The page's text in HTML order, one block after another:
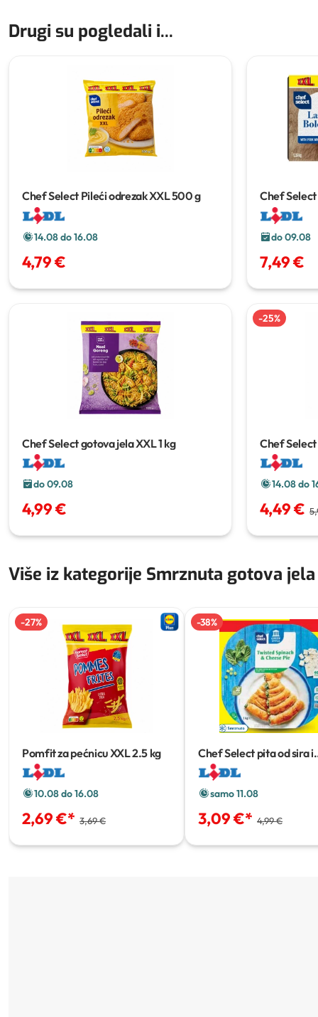
Drugi su pogledali i...
Chef Select Pileći odrezak XXL500 g
14.08 do 16.08
4,79 €
Chef
do 09.08
7,49 €
Chef Select gotova jela XXL1 kg
do 09.08
4,99 €
-25%
Chef Select
14.08 do
4,49 €
Više iz kategorije Smrznuta gotova jela
-27%
Pomfit za pećnicu XXL2.5 kg
10.08 do 16.08
2,69 €* 3,69 €
-38%
Chef Select pita od sira i
špinata1 kg
samo 11.08
3,09 €* 4,99 €